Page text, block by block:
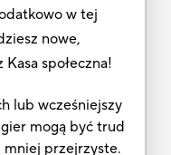
w tej
nowe,
społeczna!
lub wcześniejszy
mogą być trud
mniej przejrzyste.